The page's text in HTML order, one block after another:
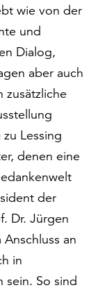
wie von der
und
Dialog,
aber auch
zusätzliche
Lessing
denen eine
der
Dr. Jürgen
an
in
sein. So sind